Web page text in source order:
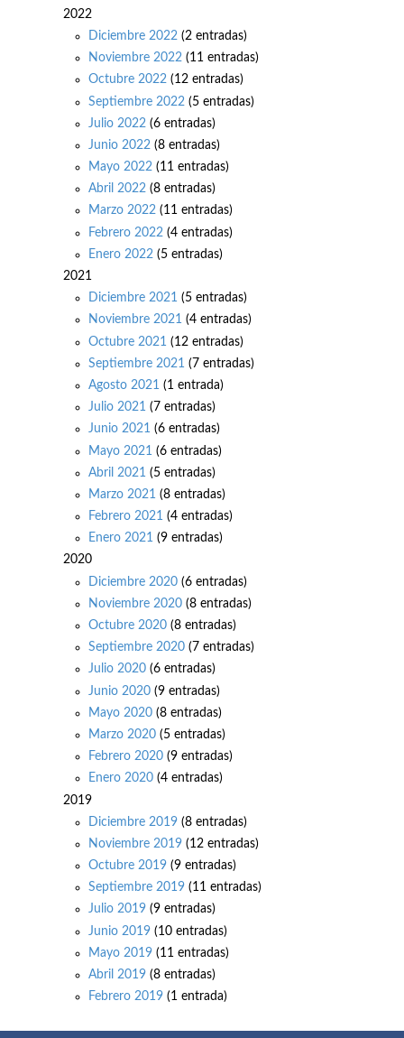
2022
Diciembre 2022 (2 entradas)
Noviembre 2022 (11 entradas)
Octubre 2022 (12 entradas)
Septiembre 2022 (5 entradas)
Julio 2022 (6 entradas)
Junio 2022 (8 entradas)
Mayo 2022 (11 entradas)
Abril 2022 (8 entradas)
Marzo 2022 (11 entradas)
Febrero 2022 (4 entradas)
Enero 2022 (5 entradas)
2021
Diciembre 2021 (5 entradas)
Noviembre 2021 (4 entradas)
Octubre 2021 (12 entradas)
Septiembre 2021 (7 entradas)
Agosto 2021 (1 entrada)
Julio 2021 (7 entradas)
Junio 2021 (6 entradas)
Mayo 2021 (6 entradas)
Abril 2021 (5 entradas)
Marzo 2021 (8 entradas)
Febrero 2021 (4 entradas)
Enero 2021 (9 entradas)
2020
Diciembre 2020 (6 entradas)
Noviembre 2020 (8 entradas)
Octubre 2020 (8 entradas)
Septiembre 2020 (7 entradas)
Julio 2020 (6 entradas)
Junio 2020 (9 entradas)
Mayo 2020 (8 entradas)
Marzo 2020 (5 entradas)
Febrero 2020 (9 entradas)
Enero 2020 (4 entradas)
2019
Diciembre 2019 (8 entradas)
Noviembre 2019 (12 entradas)
Octubre 2019 (9 entradas)
Septiembre 2019 (11 entradas)
Julio 2019 (9 entradas)
Junio 2019 (10 entradas)
Mayo 2019 (11 entradas)
Abril 2019 (8 entradas)
Febrero 2019 (1 entrada)